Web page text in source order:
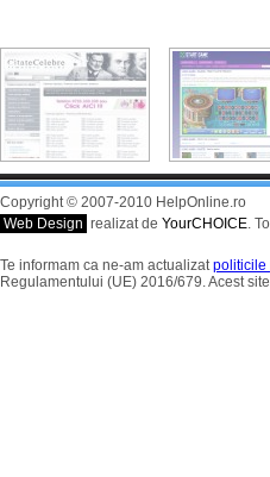
Copyright © 2007-2010 HelpOnline.ro
Web Design realizat de YourCHOICE.
Te informam ca ne-am actualizatpoliticile
Regulamentului (UE) 2016/679. Acest